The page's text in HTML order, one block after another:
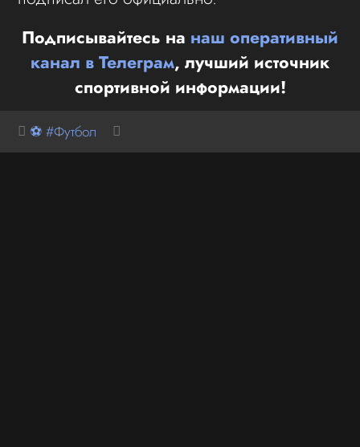
Подписывайтесь на наш оперативный
канал в Телеграм, лучший источник
спортивной информации!
⚽ #Футбол